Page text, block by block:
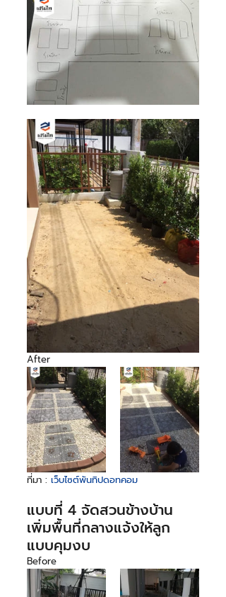
After
ที่มา : เว็บไซต์พันทิปดอทคอม
แบบที่ 4 จัดสวนข้างบ้าน
เพิ่มพื้นที่กลางแจ้งให้ลูก
แบบคุมงบ
Before